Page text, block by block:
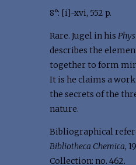
8°: [i]-xvi, 552 p.
Rare. Jugel in his
describes the
together to form
It is he claims a
the secrets of the
nature.
Bibliographical
Bibliotheca Chemica,
Collection: no. 462.